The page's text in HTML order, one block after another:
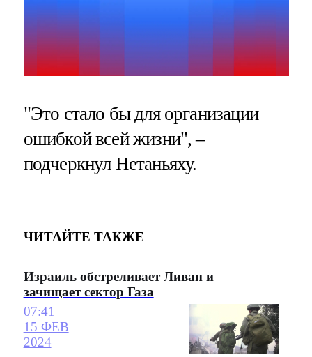
"Это стало бы для организации
ошибкой всей жизни", –
подчеркнул Нетаньяху.
ЧИТАЙТЕ ТАКЖЕ
Израиль обстреливает Ливан и
зачищает сектор Газа
07:41
15 ФЕВ
2024